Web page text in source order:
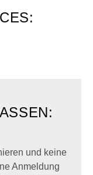
und keine
Anmeldung